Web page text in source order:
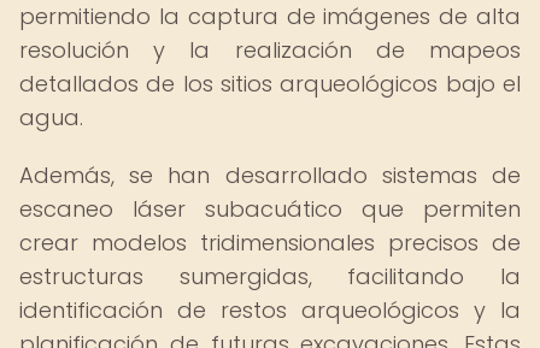
permitiendo la captura de imágenes de alta
resolución y la realización de mapeos
detallados de los sitios arqueológicos bajo el
agua.
Además, se han desarrollado sistemas de
escaneo láser subacuático que permiten
crear modelos tridimensionales precisos de
estructuras sumergidas, facilitando la
identificación de restos arqueológicos y la